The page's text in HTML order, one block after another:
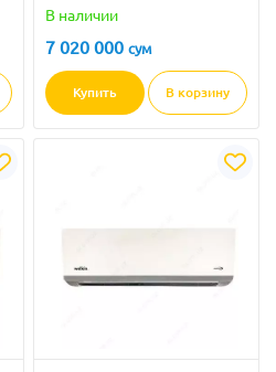
BTU
В наличии
7 020 000 сум
Купить В корзину